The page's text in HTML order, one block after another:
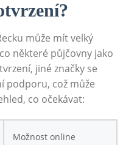
může mít velký
některé půjčovny jako
jiné značky se
podporu, což může
co očekávat:
Možnost online